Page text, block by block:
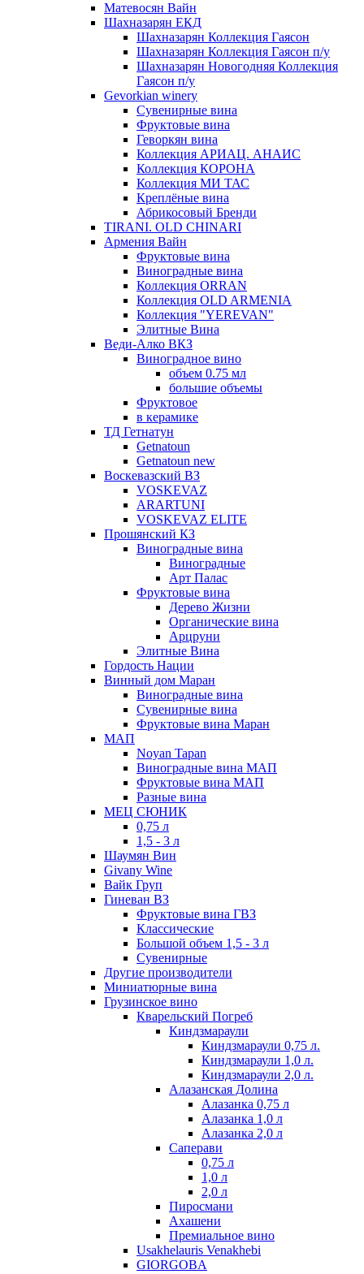
Матевосян Вайн
Шахназарян ЕКД
Шахназарян Коллекция Гаясон
Шахназарян Коллекция Гаясон п/у
Шахназарян Новогодняя Коллекция
Гаясон п/у
Gevorkian winery
Сувенирные вина
Фруктовые вина
Геворкян вина
Коллекция АРИАЦ. АНАИС
Коллекция КОРОНА
Коллекция МИ ТАС
Креплёные вина
Абрикосовый Бренди
TIRANI. OLD CHINARI
Армения Вайн
Фруктовые вина
Виноградные вина
Коллекция ORRAN
Коллекция OLD ARMENIA
Коллекция "YEREVAN"
Элитные Вина
Веди-Алко ВКЗ
Виноградное вино
объем 0.75 мл
большие объемы
Фруктовое
в керамике
ТД Гетнатун
Getnatoun
Getnatoun new
Воскевазский ВЗ
VOSKEVAZ
ARARTUNI
VOSKEVAZ ELITE
Прошянский КЗ
Виноградные вина
Виноградные
Арт Палас
Фруктовые вина
Дерево Жизни
Органические вина
Арцруни
Элитные Вина
Гордость Нации
Винный дом Маран
Виноградные вина
Сувенирные вина
Фруктовые вина Маран
МАП
Noyan Tapan
Виноградные вина МАП
Фруктовые вина МАП
Разные вина
МЕЦ СЮНИК
0,75 л
1,5 - 3 л
Шаумян Вин
Givany Wine
Вайк Груп
Гиневан ВЗ
Фруктовые вина ГВЗ
Классические
Большой объем 1,5 - 3 л
Сувенирные
Другие производители
Миниатюрные вина
Грузинское вино
Кварельский Погреб
Киндзмараули
Киндзмараули 0,75 л.
Киндзмараули 1,0 л.
Киндзмараули 2,0 л.
Алазанская Долина
Алазанка 0,75 л
Алазанка 1,0 л
Алазанка 2,0 л
Саперави
0,75 л
1,0 л
2,0 л
Пиросмани
Ахашени
Премиальное вино
Usakhelauris Venakhebi
GIORGOBA